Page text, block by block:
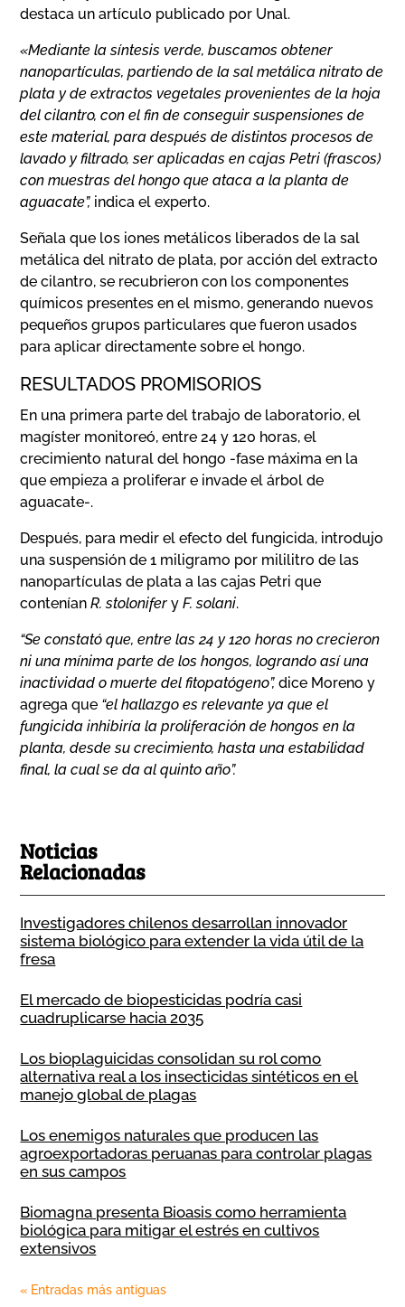
destaca un artículo publicado por Unal.
«Mediante la síntesis verde, buscamos obtener
nanopartículas, partiendo de la sal metálica nitrato de
plata y de extractos vegetales provenientes de la hoja
del cilantro, con el fin de conseguir suspensiones de
este material, para después de distintos procesos de
lavado y filtrado, ser aplicadas en cajas Petri (frascos)
con muestras del hongo que ataca a la planta de
aguacate”, indica el experto.
Señala que los iones metálicos liberados de la sal
metálica del nitrato de plata, por acción del extracto
de cilantro, se recubrieron con los componentes
químicos presentes en el mismo, generando nuevos
pequeños grupos particulares que fueron usados
para aplicar directamente sobre el hongo.
RESULTADOS PROMISORIOS
En una primera parte del trabajo de laboratorio, el
magíster monitoreó, entre 24 y 120 horas, el
crecimiento natural del hongo -fase máxima en la
que empieza a proliferar e invade el árbol de
aguacate-.
Después, para medir el efecto del fungicida, introdujo
una suspensión de 1 miligramo por mililitro de las
nanopartículas de plata a las cajas Petri que
conteníanR. stolonifer yF. solani.
“Se constató que, entre las 24 y 120 horas no crecieron
ni una mínima parte de los hongos, logrando así una
inactividad o muerte del fitopatógeno”,dice Moreno y
agrega que “el hallazgo es relevante ya que el
fungicida inhibiría la proliferación de hongos en la
planta, desde su crecimiento, hasta una estabilidad
final, la cual se da al quinto año”.
Noticias
Relacionadas
Investigadores chilenos desarrollan innovador
sistema biológico para extender la vida útil de la
fresa
El mercado de biopesticidas podría casi
cuadruplicarse hacia 2035
Los bioplaguicidas consolidan su rol como
alternativa real a los insecticidas sintéticos en el
manejo global de plagas
Los enemigos naturales que producen las
agroexportadoras peruanas para controlar plagas
en sus campos
Biomagna presenta Bioasis como herramienta
biológica para mitigar el estrés en cultivos
extensivos
« Entradas más antiguas